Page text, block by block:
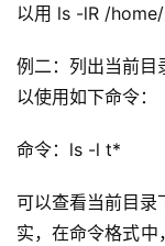
以用 ls -lR /
例二：列出当前目
以使用如下命令：
命令：ls -l t*
可以查看当前目录
实，在命令格式